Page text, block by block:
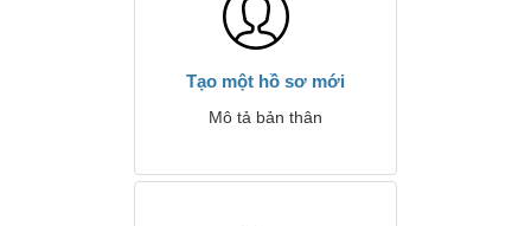
Tạo một hồ sơ mới
Mô tả bản thân